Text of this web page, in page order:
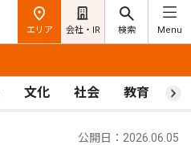
エリア 会社・IR 検索 Menu
文化 社会 教育 ス
公開日：2026.06.05